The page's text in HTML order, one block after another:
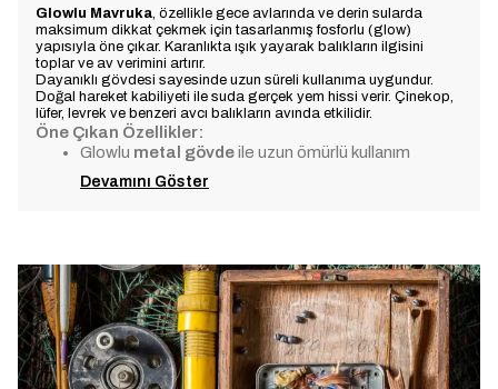
Glowlu Mavruka, özellikle gece avlarında ve derin sularda
maksimum dikkat çekmek için tasarlanmış fosforlu (glow)
yapısıyla öne çıkar. Karanlıkta ışık yayarak balıkların ilgisini
toplar ve av verimini artırır.
Dayanıklı gövdesi sayesinde uzun süreli kullanıma uygundur.
Doğal hareket kabiliyeti ile suda gerçek yem hissi verir. Çinekop,
lüfer, levrek ve benzeri avcı balıkların avında etkilidir.
Öne Çıkan Özellikler:
Glowlu metal gövdeile uzun ömürlü kullanım
Devamını Göster